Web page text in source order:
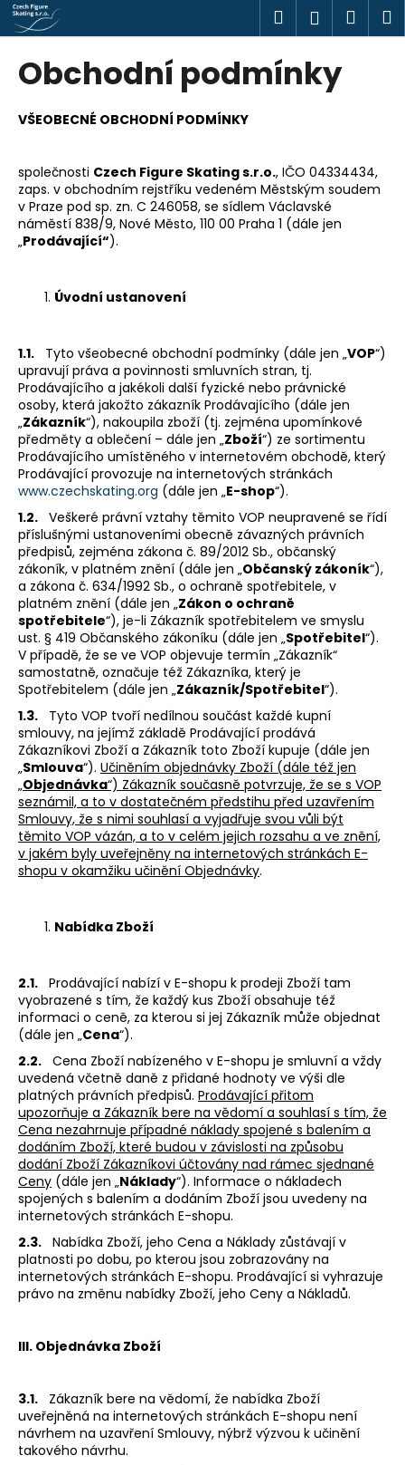
Přejít
na
obsah
Hledat
Obchodní podmínky
VŠEOBECNÉ OBCHODNÍ PODMÍNKY
společnosti Czech Figure Skating s.r.o., IČO 04334434,
zaps. v obchodním rejstříku vedeném Městským soudem
v Praze pod sp. zn. C 246058, se sídlem Václavské
náměstí 838/9, Nové Město, 110 00 Praha 1 (dále jen
„Prodávající“).
Úvodní ustanovení
1.1. Tyto všeobecné obchodní podmínky (dále jen „VOP“)
upravují práva a povinnosti smluvních stran, tj.
Prodávajícího a jakékoli další fyzické nebo právnické
osoby, která jakožto zákazník Prodávajícího (dále jen
„Zákazník“), nakoupila zboží (tj. zejména upomínkové
předměty a oblečení – dále jen „Zboží“) ze sortimentu
Prodávajícího umístěného v internetovém obchodě, který
Prodávající provozuje na internetových stránkách
www.czechskating.org (dále jen „E-shop“).
1.2. Veškeré právní vztahy těmito VOP neupravené se řídí
příslušnými ustanoveními obecně závazných právních
předpisů, zejména zákona č. 89/2012 Sb., občanský
zákoník, v platném znění (dále jen „Občanský zákoník“),
a zákona č. 634/1992 Sb., o ochraně spotřebitele, v
platném znění (dále jen „Zákon o ochraně
spotřebitele“), je-li Zákazník spotřebitelem ve smyslu
ust. § 419 Občanského zákoníku (dále jen „Spotřebitel“).
V případě, že se ve VOP objevuje termín „Zákazník“
samostatně, označuje též Zákazníka, který je
Spotřebitelem (dále jen „Zákazník/Spotřebitel“).
1.3. Tyto VOP tvoří nedílnou součást každé kupní
smlouvy, na jejímž základě Prodávající prodává
Zákazníkovi Zboží a Zákazník toto Zboží kupuje (dále jen
„Smlouva“). Učiněním objednávky Zboží (dále též jen
„Objednávka“) Zákazník současně potvrzuje, že se s VOP
seznámil, a to v dostatečném předstihu před uzavřením
Smlouvy, že s nimi souhlasí a vyjadřuje svou vůli být
těmito VOP vázán, a to v celém jejich rozsahu a ve znění,
v jakém byly uveřejněny na internetových stránkách E-
shopu v okamžiku učinění Objednávky.
Nabídka Zboží
2.1. Prodávající nabízí v E-shopu k prodeji Zboží tam
vyobrazené s tím, že každý kus Zboží obsahuje též
informaci o ceně, za kterou si jej Zákazník může objednat
(dále jen „Cena“).
2.2. Cena Zboží nabízeného v E-shopu je smluvní a vždy
uvedená včetně daně z přidané hodnoty ve výši dle
platných právních předpisů. Prodávající přitom
upozorňuje a Zákazník bere na vědomí a souhlasí s tím, že
Cena nezahrnuje případné náklady spojené s balením a
dodáním Zboží, které budou v závislosti na způsobu
dodání Zboží Zákazníkovi účtovány nad rámec sjednané
Ceny (dále jen „Náklady“). Informace o nákladech
spojených s balením a dodáním Zboží jsou uvedeny na
internetových stránkách E-shopu.
2.3. Nabídka Zboží, jeho Cena a Náklady zůstávají v
platnosti po dobu, po kterou jsou zobrazovány na
internetových stránkách E-shopu. Prodávající si vyhrazuje
právo na změnu nabídky Zboží, jeho Ceny a Nákladů.
III. Objednávka Zboží
3.1. Zákazník bere na vědomí, že nabídka Zboží
uveřejněná na internetových stránkách E-shopu není
návrhem na uzavření Smlouvy, nýbrž výzvou k učinění
takového návrhu.
K
o
o
o
t
ř
e
t
e
n
a
j
í
t
?
HLEDAT
D
o
p
o
r
u
č
u
j
e
VAK
NA
ŠATY
A
KOSTÝM
510
Kč